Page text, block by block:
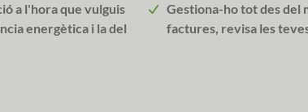
a l'hora que vulguis
energètica i la del
Gestiona-ho tot des del
factures, revisa les